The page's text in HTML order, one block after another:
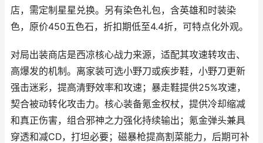
店，需定制星星兑换。另有染色礼包，含英雄和时装染
色，原价450五色石，折扣期低至4.4折，可特点化外观。
对局出装商店是西凉核心战力来源，适配其攻速转攻击、
高爆发的机制。离家装可选小野刀或疾步鞋，小野刀更新
强击迷彩，提高清野效率和攻速；暴走鞋提供25%攻速，
契合被动转化攻击力。核心装备氪金权杖，提供冷却缩减
和真正伤害，组合邪神之力强化持续输出；氪金弹头兼具
穿透和减CD，打坦必要；磁暴枪提高割菜能力，后期可补